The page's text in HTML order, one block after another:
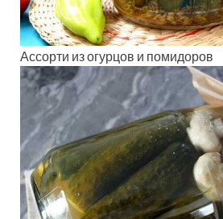
Ассорти из огурцов и помидоров